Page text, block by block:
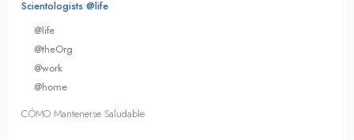
Scientologists @life
@life
@theOrg
@work
@home
CÓMO Mantenerse Saludable